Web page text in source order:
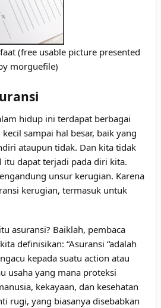
(free usable picture presented
morguefile)
hidup ini terdapat berbagai
sampai hal besar, baik yang
ataupun tidak. Dan kita tidak
itu dapat terjadi pada diri kita.
unsur kerugian. Karena
kerugian, termasuk untuk
asuransi? Baiklah, pembaca
definisikan: “Asuransi “adalah
kepada suatu action atau
usaha yang mana proteksi
kekayaan, dan kesehatan
rugi, yang biasanya disebabkan